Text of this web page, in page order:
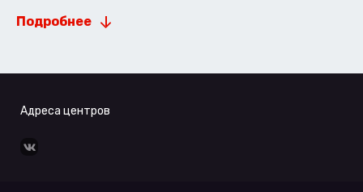
Подробнее
Адреса центров